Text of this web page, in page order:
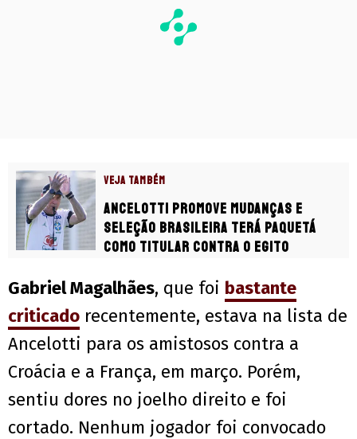
VEJA TAMBÉM
Ancelotti promove mudanças e
Seleção Brasileira terá Paquetá
como titular contra o Egito
Gabriel Magalhães, que foi bastante
criticado recentemente, estava na lista de
Ancelotti para os amistosos contra a
Croácia e a França, em março. Porém,
sentiu dores no joelho direito e foi
cortado. Nenhum jogador foi convocado